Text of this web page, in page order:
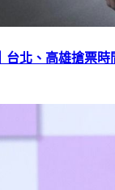
台北、高雄搶票